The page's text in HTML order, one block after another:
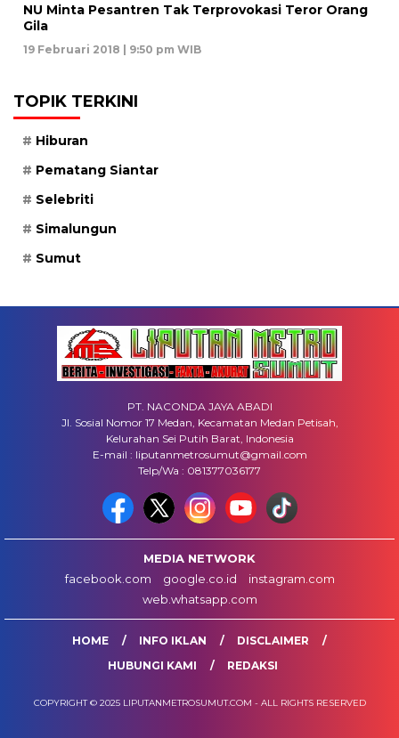
NU Minta Pesantren Tak Terprovokasi Teror Orang
Gila
19 Februari 2018 | 9:50 pm WIB
TOPIK TERKINI
Hiburan
Pematang Siantar
Selebriti
Simalungun
Sumut
PT. NACONDA JAYA ABADI
Jl. Sosial Nomor 17 Medan, Kecamatan Medan Petisah,
Kelurahan Sei Putih Barat, Indonesia
E-mail : liputanmetrosumut@gmail.com
Telp/Wa : 081377036177
MEDIA NETWORK
facebook.com
google.co.id
instagram.com
web.whatsapp.com
HOME INFO IKLAN
DISCLAIMER
HUBUNGI KAMI
REDAKSI
COPYRIGHT © 2025 LIPUTANMETROSUMUT.COM - ALL RIGHTS RESERVED